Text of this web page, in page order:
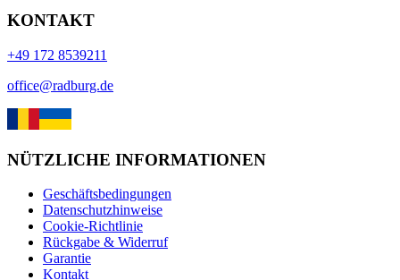
KONTAKT
+49 172 8539211
office@radburg.de
NÜTZLICHE INFORMATIONEN
Geschäftsbedingungen
Datenschutzhinweise
Cookie-Richtlinie
Rückgabe & Widerruf
Garantie
Kontakt